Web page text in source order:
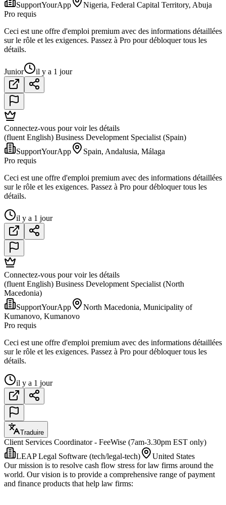
SupportYourApp
Nigeria, Federal Capital Territory, Abuja
Pro requis
Ceci est une offre d'emploi premium avec des informations détaillées
sur le rôle et les exigences. Passez à Pro pour débloquer tous les
détails.
Junior il y a 1 jour
Connectez-vous pour voir les détails
(fluent English) Business Development Specialist (Spain)
SupportYourApp
Spain, Andalusia, Málaga
Pro requis
Ceci est une offre d'emploi premium avec des informations détaillées
sur le rôle et les exigences. Passez à Pro pour débloquer tous les
détails.
il y a 1 jour
Connectez-vous pour voir les détails
(fluent English) Business Development Specialist (North
Macedonia)
SupportYourApp
North Macedonia, Municipality of
Kumanovo, Kumanovo
Pro requis
Ceci est une offre d'emploi premium avec des informations détaillées
sur le rôle et les exigences. Passez à Pro pour débloquer tous les
détails.
il y a 1 jour
Traduire
Client Services Coordinator - FeeWise (7am-3.30pm EST only)
LEAP Legal Software (tech/legal-tech)
United States
Our mission is to resolve cash flow stress for law firms around the
world. Our vision is to provide a comprehensive range of payment
and finance products that help law firms: